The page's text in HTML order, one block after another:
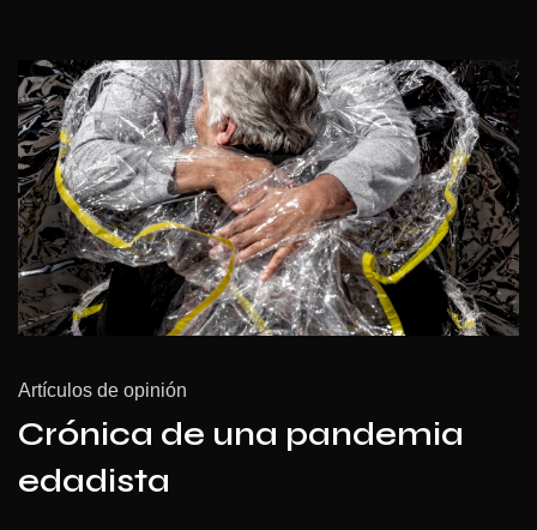
Artículos de opinión
Crónica de una pandemia
edadista